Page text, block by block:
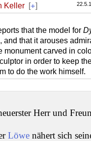
Keller [+]
that the model for
and that it arouses
monument carved in
in order to keep
to do the work himself.
Herr und
Löwe nähert sich